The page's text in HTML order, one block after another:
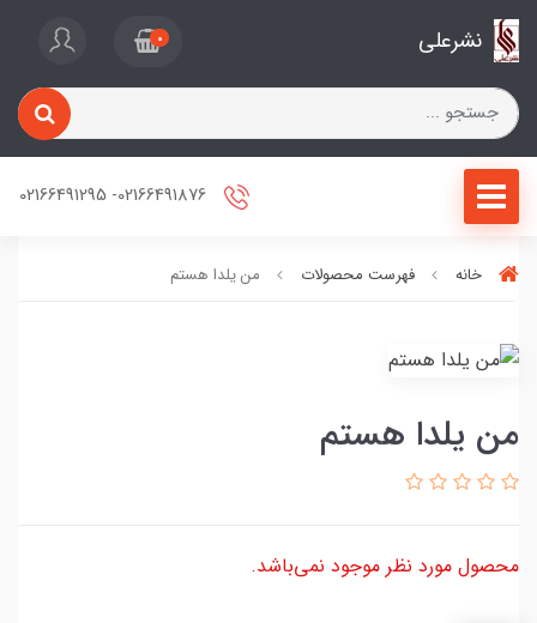
نشرعلی 0
خانه فهرست محصولات من یلدا هستم
من یلدا هستم
محصول مورد نظر موجود نمی‌باشد.